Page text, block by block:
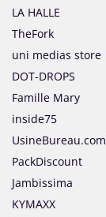
LA HALLE
TheFork
uni medias store
DOT-DROPS
Famille Mary
inside75
UsineBureau.com
PackDiscount
Jambissima
KYMAXX